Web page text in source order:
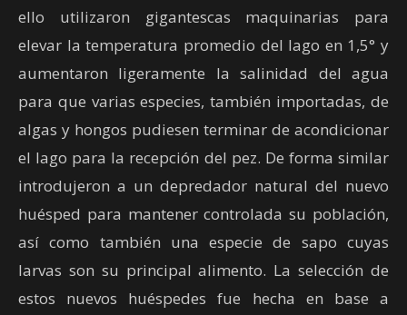
ello utilizaron gigantescas maquinarias para
elevar la temperatura promedio del lago en 1,5° y
aumentaron ligeramente la salinidad del agua
para que varias especies, también importadas, de
algas y hongos pudiesen terminar de acondicionar
el lago para la recepción del pez. De forma similar
introdujeron a un depredador natural del nuevo
huésped para mantener controlada su población,
así como también una especie de sapo cuyas
larvas son su principal alimento. La selección de
estos nuevos huéspedes fue hecha en base a